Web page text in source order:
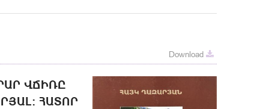
Download
ՎՃԻՌԸ ՀԱ
ՀԱՏՈՐ I